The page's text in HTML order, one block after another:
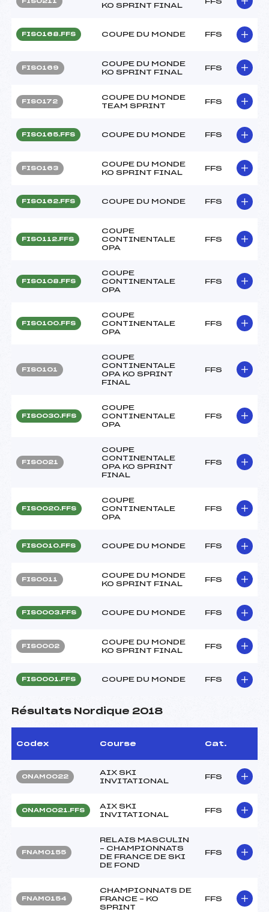
KO SPRINT FINAL
FIS0168.FFS COUPE DU MONDE FFS
FIS0169
COUPE DU MONDE
KO SPRINT FINAL
FFS
FIS0172
COUPE DU MONDE
TEAM SPRINT
FFS
FIS0165.FFS COUPE DU MONDE FFS
FIS0163
COUPE DU MONDE
KO SPRINT FINAL
FFS
FIS0162.FFS COUPE DU MONDE FFS
FIS0112.FFS
COUPE
CONTINENTALE
OPA
FFS
FIS0108.FFS
COUPE
CONTINENTALE
OPA
FFS
FIS0100.FFS
COUPE
CONTINENTALE
OPA
FFS
FIS0101
COUPE
CONTINENTALE
OPA KO SPRINT
FINAL
FFS
FIS0030.FFS
COUPE
CONTINENTALE
OPA
FFS
FIS0021
COUPE
CONTINENTALE
OPA KO SPRINT
FINAL
FFS
FIS0020.FFS
COUPE
CONTINENTALE
OPA
FFS
FIS0010.FFS COUPE DU MONDE FFS
FIS0011
COUPE DU MONDE
KO SPRINT FINAL
FFS
FIS0003.FFS COUPE DU MONDE FFS
FIS0002
COUPE DU MONDE
KO SPRINT FINAL
FFS
FIS0001.FFS COUPE DU MONDE FFS
Résultats Nordique 2018
Codex Course Cat.
ONAM0022
AIX SKI
INVITATIONAL
FFS
ONAM0021.FFS
AIX SKI
INVITATIONAL
FFS
FNAM0155
RELAIS MASCULIN
– CHAMPIONNATS
DE FRANCE DE SKI
DE FOND
FFS
FNAM0154
CHAMPIONNATS DE
FRANCE – KO
SPRINT
FFS